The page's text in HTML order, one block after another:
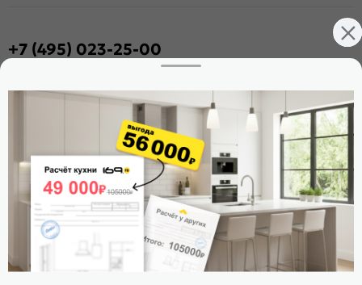
+7 (495) 023-25-00
Стать дилером
Расскажите о нас
Поделиться
Оцените магазин
ИКС 1180
© 2015—2026 Интернет-магазин мебели Mebel169.ru